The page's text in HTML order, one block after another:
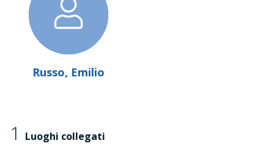
Russo, Emilio
1 Luoghi collegati